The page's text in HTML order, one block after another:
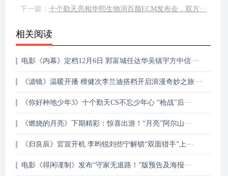
下一篇： 十个勤天亮相华熙生物润百颜ECM发布会，双方···
相关阅读
电影《内幕》定档12月6日 郭富城任达华吴镇宇方中信···
《滤镜》温暖开播 檀健次李兰迪搭档开启浪漫奇妙之旅···
《你好种地少年3》十个勤天CS不忘少年心 “枪战”后···
《燃烧的月亮》下期精彩：惊喜出游！“月亮”阿尔山···
《归良辰》官宣开机 李昀锐刘些宁解锁“双面猎手”上···
电影《得闲谨制》发布“守家无退路！”版预告及海报···